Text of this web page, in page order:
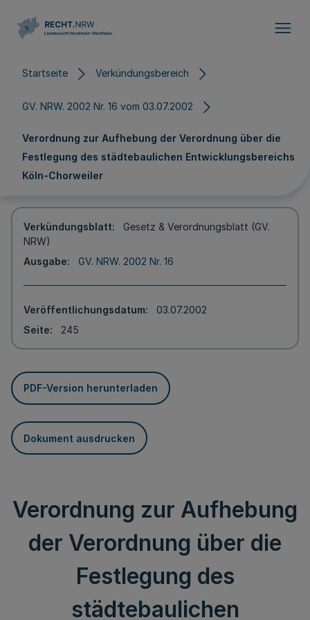
Startseite Verkündungsbereich
GV. NRW. 2002 Nr. 16 vom 03.07.2002
Verordnung zur Aufhebung der Verordnung über die
Festlegung des städtebaulichen Entwicklungsbereichs
Köln-Chorweiler
Verkündungsblatt
Gesetz & Verordnungsblatt (GV.
NRW)
Ausgabe
GV. NRW. 2002 Nr. 16
Veröffentlichungsdatum
03.07.2002
Seite
245
PDF-Version herunterladen
Dokument ausdrucken
Verordnung zur Aufhebung
der Verordnung über die
Festlegung des
städtebaulichen